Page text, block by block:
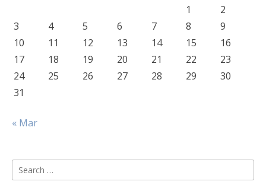
1
2
3
4 5 6 7 8
9
10
11 12 13 14 15
16
17
18 19 20 21 22
23
24
25 26 27 28 29
30
31
« Mar
Search
for: